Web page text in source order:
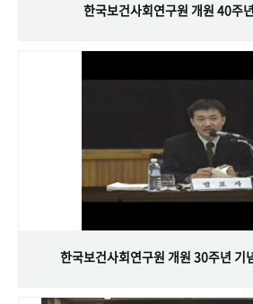
한국보건사회연구원 개원 40주
한국보건사회연구원 개원 30주년